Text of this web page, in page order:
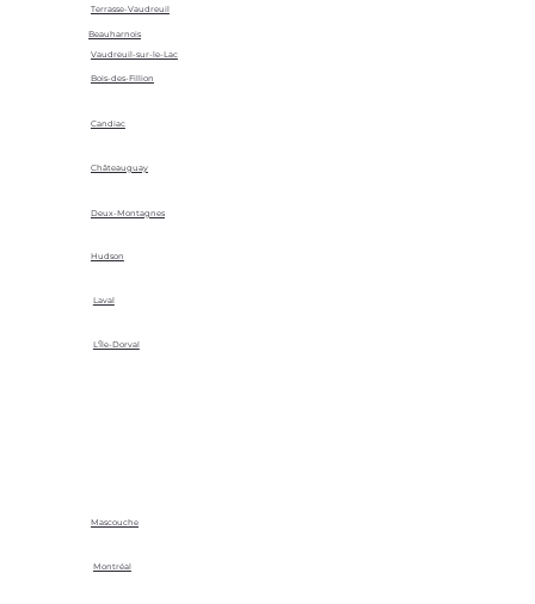
Terrasse-Vaudreuil
Vaudreuil-sur-le-Lac
Beauharnois
Bois-des-Fillion
Candiac
Châteauguay
Deux-Montagnes
Hudson
Laval
L'Île-Dorval
Mascouche
Montréal